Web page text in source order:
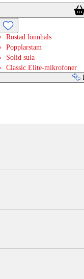
Rostad lönnhals
Popplarstam
Solid sula
Classic Elite-mikrofoner